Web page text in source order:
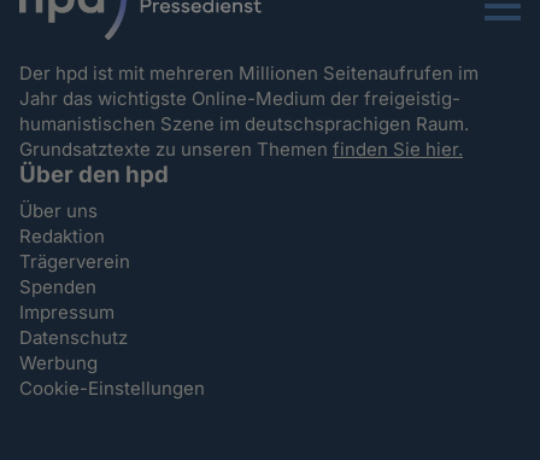
Menu
Der hpd ist mit mehreren Millionen Seitenaufrufen im
Jahr das wichtigste Online-Medium der freigeistig-
humanistischen Szene im deutschsprachigen Raum.
Grundsatztexte zu unseren Themenfinden Sie hier.
Über den hpd
Über uns
Redaktion
Trägerverein
Spenden
Impressum
Datenschutz
Werbung
Cookie-Einstellungen